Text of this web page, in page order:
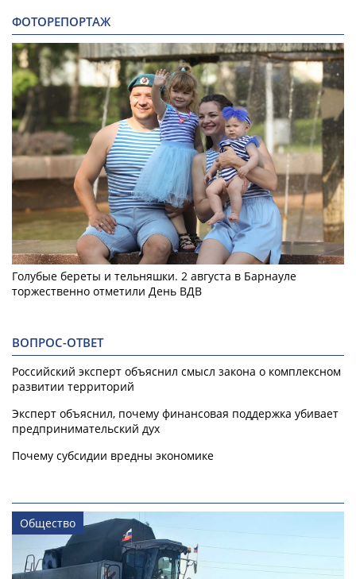
ФОТОРЕПОРТАЖ
Голубые береты и тельняшки. 2 августа в Барнауле
торжественно отметили День ВДВ
ВОПРОС-ОТВЕТ
Российский эксперт объяснил смысл закона о комплексном
развитии территорий
Эксперт объяснил, почему финансовая поддержка убивает
предпринимательский дух
Почему субсидии вредны экономике
Общество